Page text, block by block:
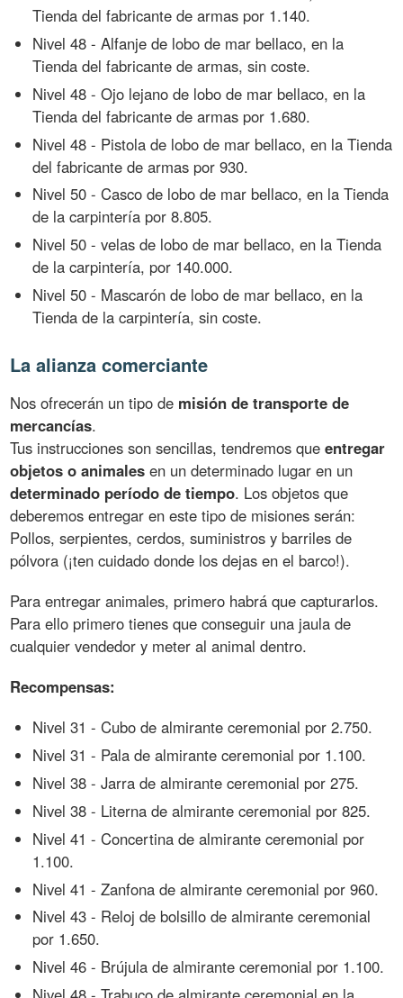
Tienda del fabricante de armas por 1.140.
Nivel 48 - Alfanje de lobo de mar bellaco, en la
Tienda del fabricante de armas, sin coste.
Nivel 48 - Ojo lejano de lobo de mar bellaco, en la
Tienda del fabricante de armas por 1.680.
Nivel 48 - Pistola de lobo de mar bellaco, en la Tienda
del fabricante de armas por 930.
Nivel 50 - Casco de lobo de mar bellaco, en la Tienda
de la carpintería por 8.805.
Nivel 50 - velas de lobo de mar bellaco, en la Tienda
de la carpintería, por 140.000.
Nivel 50 - Mascarón de lobo de mar bellaco, en la
Tienda de la carpintería, sin coste.
La alianza comerciante
Nos ofrecerán un tipo de misión de transporte de
mercancías.
Tus instrucciones son sencillas, tendremos queentregar
objetos o animales en un determinado lugar en un
determinado período de tiempo. Los objetos que
deberemos entregar en este tipo de misiones serán:
Pollos, serpientes, cerdos, suministros y barriles de
pólvora (¡ten cuidado donde los dejas en el barco!).
Para entregar animales, primero habrá que capturarlos.
Para ello primero tienes que conseguir una jaula de
cualquier vendedor y meter al animal dentro.
Recompensas:
Nivel 31 - Cubo de almirante ceremonial por 2.750.
Nivel 31 - Pala de almirante ceremonial por 1.100.
Nivel 38 - Jarra de almirante ceremonial por 275.
Nivel 38 - Literna de almirante ceremonial por 825.
Nivel 41 - Concertina de almirante ceremonial por
1.100.
Nivel 41 - Zanfona de almirante ceremonial por 960.
Nivel 43 - Reloj de bolsillo de almirante ceremonial
por 1.650.
Nivel 46 - Brújula de almirante ceremonial por 1.100.